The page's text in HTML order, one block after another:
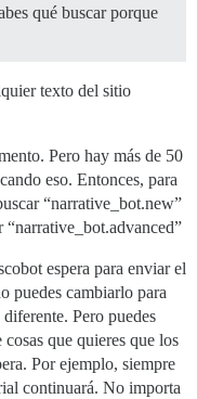
qué buscar porque
texto del sitio
Pero hay más de 50
eso. Entonces, para
“narrative_bot.new”
“narrative_bot.advanced”
espera para enviar el
puedes cambiarlo para
Pero puedes
que quieres que los
Por ejemplo, siempre
continuará. No importa